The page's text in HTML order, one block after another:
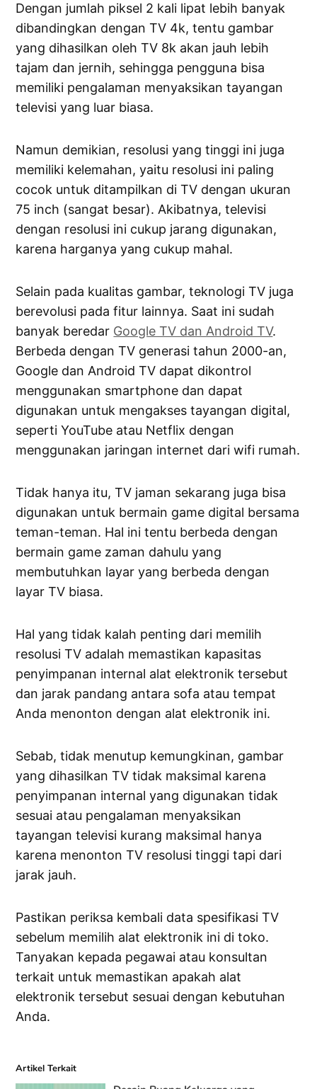
Dengan jumlah piksel 2 kali lipat lebih banyak
dibandingkan dengan TV 4k, tentu gambar
yang dihasilkan oleh TV 8k akan jauh lebih
tajam dan jernih, sehingga pengguna bisa
memiliki pengalaman menyaksikan tayangan
televisi yang luar biasa.
Namun demikian, resolusi yang tinggi ini juga
memiliki kelemahan, yaitu resolusi ini paling
cocok untuk ditampilkan di TV dengan ukuran
75 inch (sangat besar). Akibatnya, televisi
dengan resolusi ini cukup jarang digunakan,
karena harganya yang cukup mahal.
Selain pada kualitas gambar, teknologi TV juga
berevolusi pada fitur lainnya. Saat ini sudah
banyak beredar Google TV dan Android TV.
Berbeda dengan TV generasi tahun 2000-an,
Google dan Android TV dapat dikontrol
menggunakan smartphone dan dapat
digunakan untuk mengakses tayangan digital,
seperti YouTube atau Netflix dengan
menggunakan jaringan internet dari wifi rumah.
Tidak hanya itu, TV jaman sekarang juga bisa
digunakan untuk bermain game digital bersama
teman-teman. Hal ini tentu berbeda dengan
bermain game zaman dahulu yang
membutuhkan layar yang berbeda dengan
layar TV biasa.
Hal yang tidak kalah penting dari memilih
resolusi TV adalah memastikan kapasitas
penyimpanan internal alat elektronik tersebut
dan jarak pandang antara sofa atau tempat
Anda menonton dengan alat elektronik ini.
Sebab, tidak menutup kemungkinan, gambar
yang dihasilkan TV tidak maksimal karena
penyimpanan internal yang digunakan tidak
sesuai atau pengalaman menyaksikan
tayangan televisi kurang maksimal hanya
karena menonton TV resolusi tinggi tapi dari
jarak jauh.
Pastikan periksa kembali data spesifikasi TV
sebelum memilih alat elektronik ini di toko.
Tanyakan kepada pegawai atau konsultan
terkait untuk memastikan apakah alat
elektronik tersebut sesuai dengan kebutuhan
Anda.
Artikel Terkait